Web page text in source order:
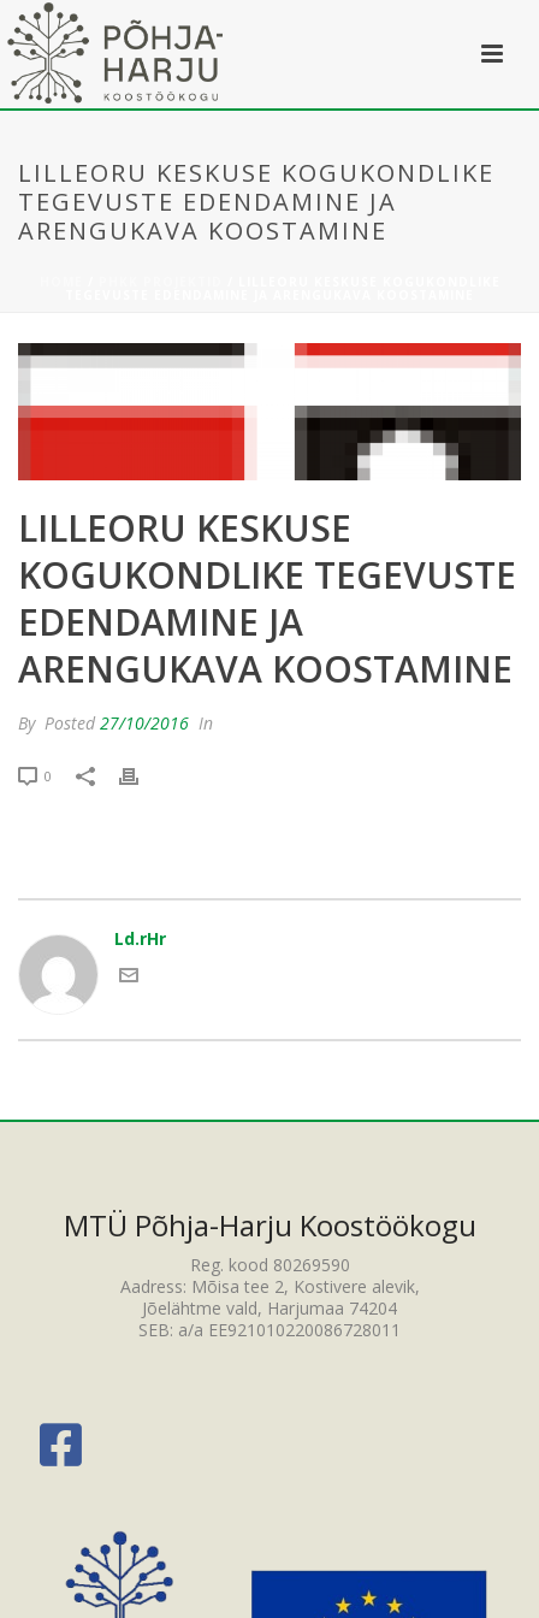
LILLEORU KESKUSE KOGUKONDLIKE
TEGEVUSTE EDENDAMINE JA
ARENGUKAVA KOOSTAMINE
LILLEORU KESKUSE
KOGUKONDLIKE TEGEVUSTE
EDENDAMINE JA
ARENGUKAVA KOOSTAMINE
By Posted 27/10/2016 In
0
Ld.rHr
MTÜ Põhja-Harju Koostöökogu
Reg. kood 80269590
Aadress: Mõisa tee 2, Kostivere alevik,
Jõelähtme vald, Harjumaa 74204
SEB: a/a EE921010220086728011